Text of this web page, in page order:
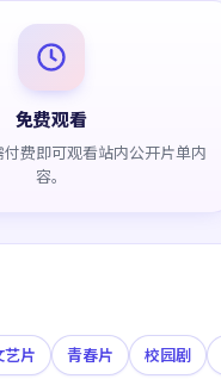
免费观看
费即可观看站内公开片单内
容。
艺片 青春片 校园剧